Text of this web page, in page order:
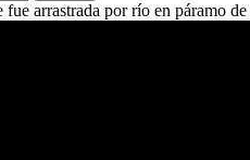
fue arrastrada por río en páramo